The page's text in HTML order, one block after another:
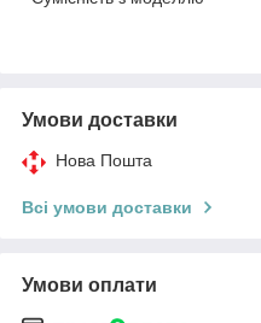
Умови доставки
Нова Пошта
Всі умови доставки
Умови оплати